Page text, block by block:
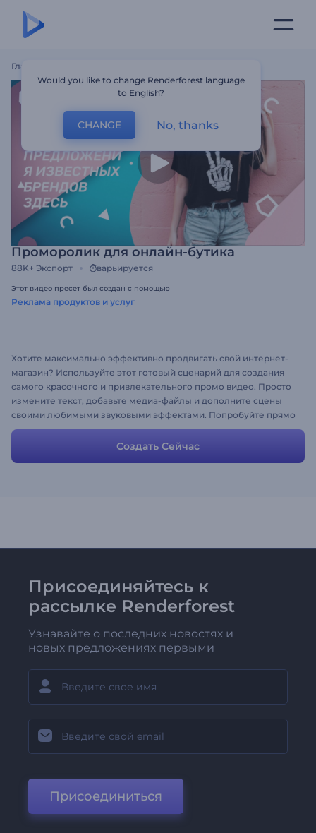
Главная
Проморолик для онлайн-бутика
88K+ Экспорт варьируется
Этот видео пресет был создан с помощью
Реклама продуктов и услуг
Хотите максимально эффективно продвигать свой интернет-
магазин? Используйте этот готовый сценарий для создания
самого красочного и привлекательного промо видео. Просто
измените текст, добавьте медиа-файлы и дополните сцены
своими любимыми звуковыми эффектами. Попробуйте прямо
сейчас и начинайте привлекать новых клиентов!
Создать Сейчас
Присоединяйтесь к
рассылке Renderforest
Узнавайте о последних новостях и
новых предложениях первыми
Присоединиться
Would you like to change Renderforest language
to English?
CHANGE No, thanks